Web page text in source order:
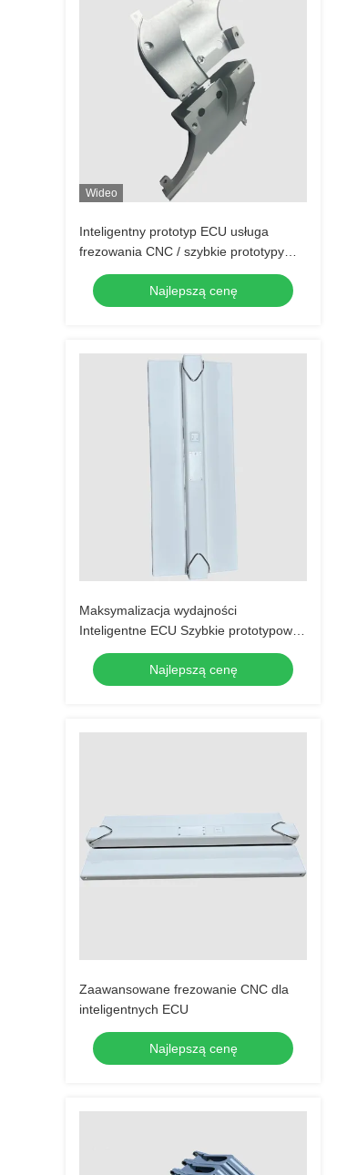
Wideo
Inteligentny prototyp ECU usługa
frezowania CNC / szybkie prototypy
części ABS PC PMMA
Najlepszą cenę
Maksymalizacja wydajności
Inteligentne ECU Szybkie prototypowe
części do frezowania CNC
Najlepszą cenę
Zaawansowane frezowanie CNC dla
inteligentnych ECU
Najlepszą cenę